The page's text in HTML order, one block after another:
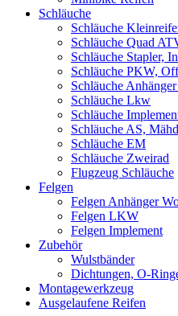
Schläuche
Schläuche
Schläuche Quad
Schläuche Stapler,
Schläuche PKW,
Schläuche
Schläuche Lkw
Schläuche
Schläuche AS,
Schläuche EM
Schläuche Zweirad
Flugzeug Schläuche
Felgen
Felgen Anhänger
Felgen LKW
Felgen Implement
Zubehör
Wulstbänder
Dichtungen, O-
Montagewerkzeug
Ausgelaufene Reifen